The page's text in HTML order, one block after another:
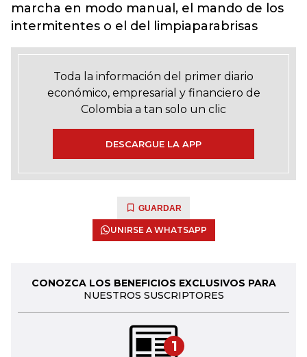
marcha en modo manual, el mando de los
intermitentes o el del limpiaparabrisas
Toda la información del primer diario
económico, empresarial y financiero de
Colombia a tan solo un clic
DESCARGUE LA APP
GUARDAR
UNIRSE A WHATSAPP
CONOZCA LOS BENEFICIOS EXCLUSIVOS PARA
NUESTROS SUSCRIPTORES
1